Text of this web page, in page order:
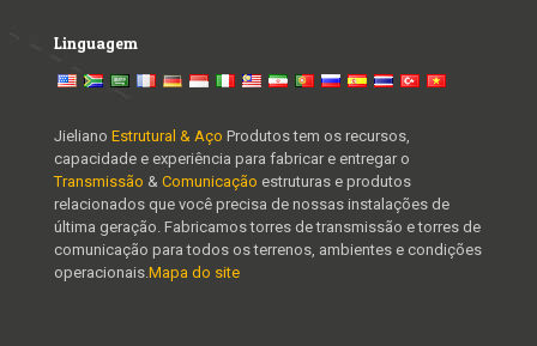
Linguagem
Jieliano Estrutural & Aço Produtos tem os recursos,
capacidade e experiência para fabricar e entregar o
Transmissão & Comunicação estruturas e produtos
relacionados que você precisa de nossas instalações de
última geração. Fabricamos torres de transmissão e torres de
comunicação para todos os terrenos, ambientes e condições
operacionais.Mapa do site